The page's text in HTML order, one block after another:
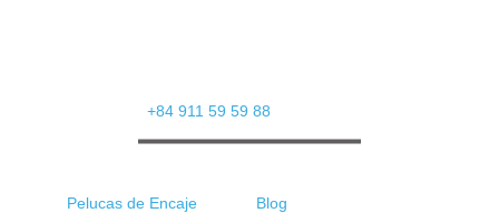
+84 911 59 59 88
Pelucas de Encaje
Blog